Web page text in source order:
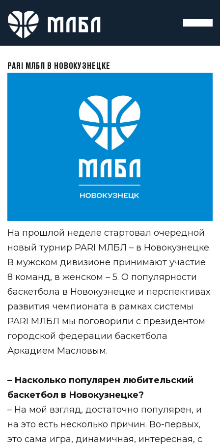
PARI МЛБЛ В НОВОКУЗНЕЦКЕ
На прошлой неделе стартовал очередной
новый турнир PARI МЛБЛ – в Новокузнецке.
В мужском дивизионе принимают участие
8 команд, в женском – 5. О популярности
баскетбола в Новокузнецке и перспективах
развития чемпионата в рамках системы
PARI МЛБЛ мы поговорили с президентом
городской федерации баскетбола
Аркадием Масловым.
– Насколько популярен любительский
баскетбол в Новокузнецке?
– На мой взгляд, достаточно популярен, и
на это есть несколько причин. Во-первых,
это сама игра, динамичная, интересная, с